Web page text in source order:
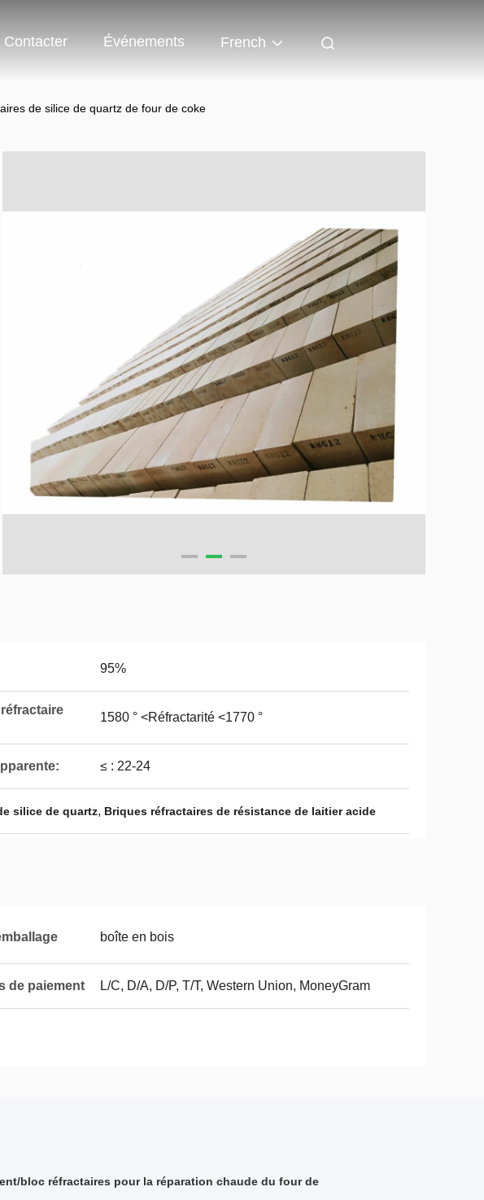
Contacter Événements French
de silice de quartz de four de coke
95%
1580 ° <Réfractarité <1770 °
≤ : 22-24
silice de quartz, Briques réfractaires de résistance de laitier acide
boîte en bois
de paiement L/C, D/A, D/P, T/T, Western Union, MoneyGram
bloc réfractaires pour la réparation chaude du four de